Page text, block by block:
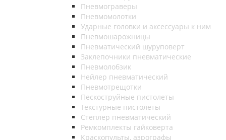
Пневмограверы
Пневмомолотки
Ударные головки и аксессуары к ним
Пневмошарожницы
Пневматический шуруповерт
Заклепочники пневматические
Пневмолобзик
Нейлер пневматический
Пневмотрещотки
Пескоструйные пистолеты
Текстурные пистолеты
Степлер пневматический
Ремкомплекты гайковерта
Краскопульты, аэрографы